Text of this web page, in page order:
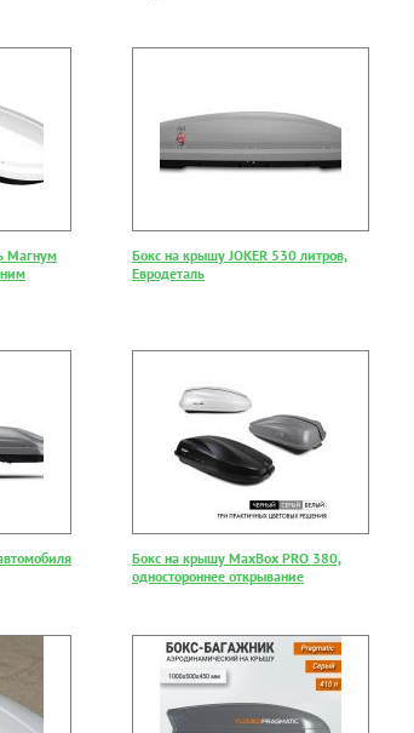
Магнум
Бокс на крышу JOKER 530 литров,
Евродеталь
Бокс на крышу MaxBox PRO 380,
одностороннее открывание